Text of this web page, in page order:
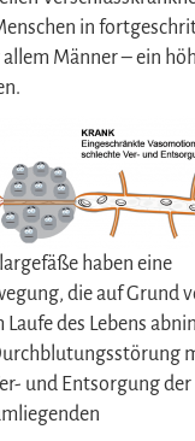
in
Männer – ein
haben eine
die auf Grund
des Lebens
und Entsorgung der